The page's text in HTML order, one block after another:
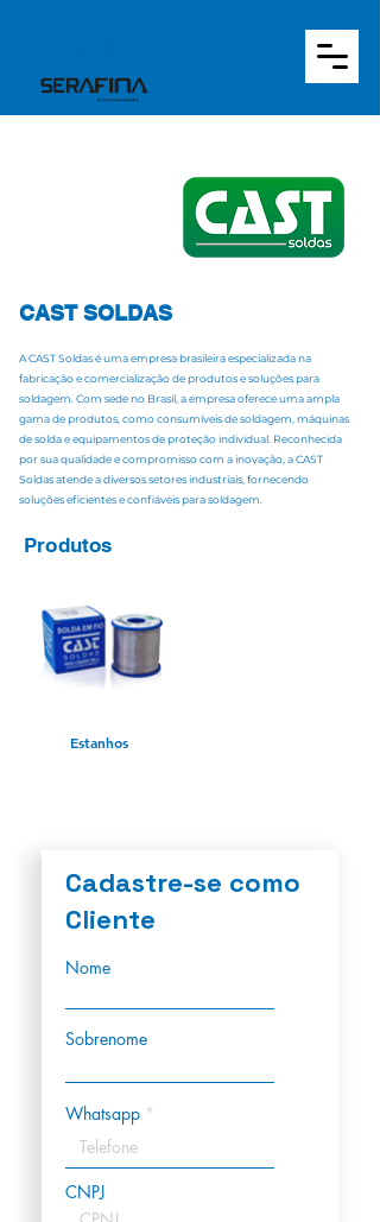
CAST SOLDAS
A CAST Soldas é uma empresa brasileira especializada na
fabricação e comercialização de produtos e soluções para
soldagem. Com sede no Brasil, a empresa oferece uma ampla
gama de produtos, como consumíveis de soldagem, máquinas
de solda e equipamentos de proteção individual. Reconhecida
por sua qualidade e compromisso com a inovação, a CAST
Soldas atende a diversos setores industriais, fornecendo
soluções eficientes e confiáveis para soldagem.
Produtos
Estanhos
Cadastre-se como
Cliente
Nome
Sobrenome
Whatsapp
CNPJ